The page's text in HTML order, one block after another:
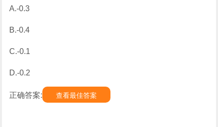
A.-0.3
B.-0.4
C.-0.1
D.-0.2
正确答案: 查看最佳答案